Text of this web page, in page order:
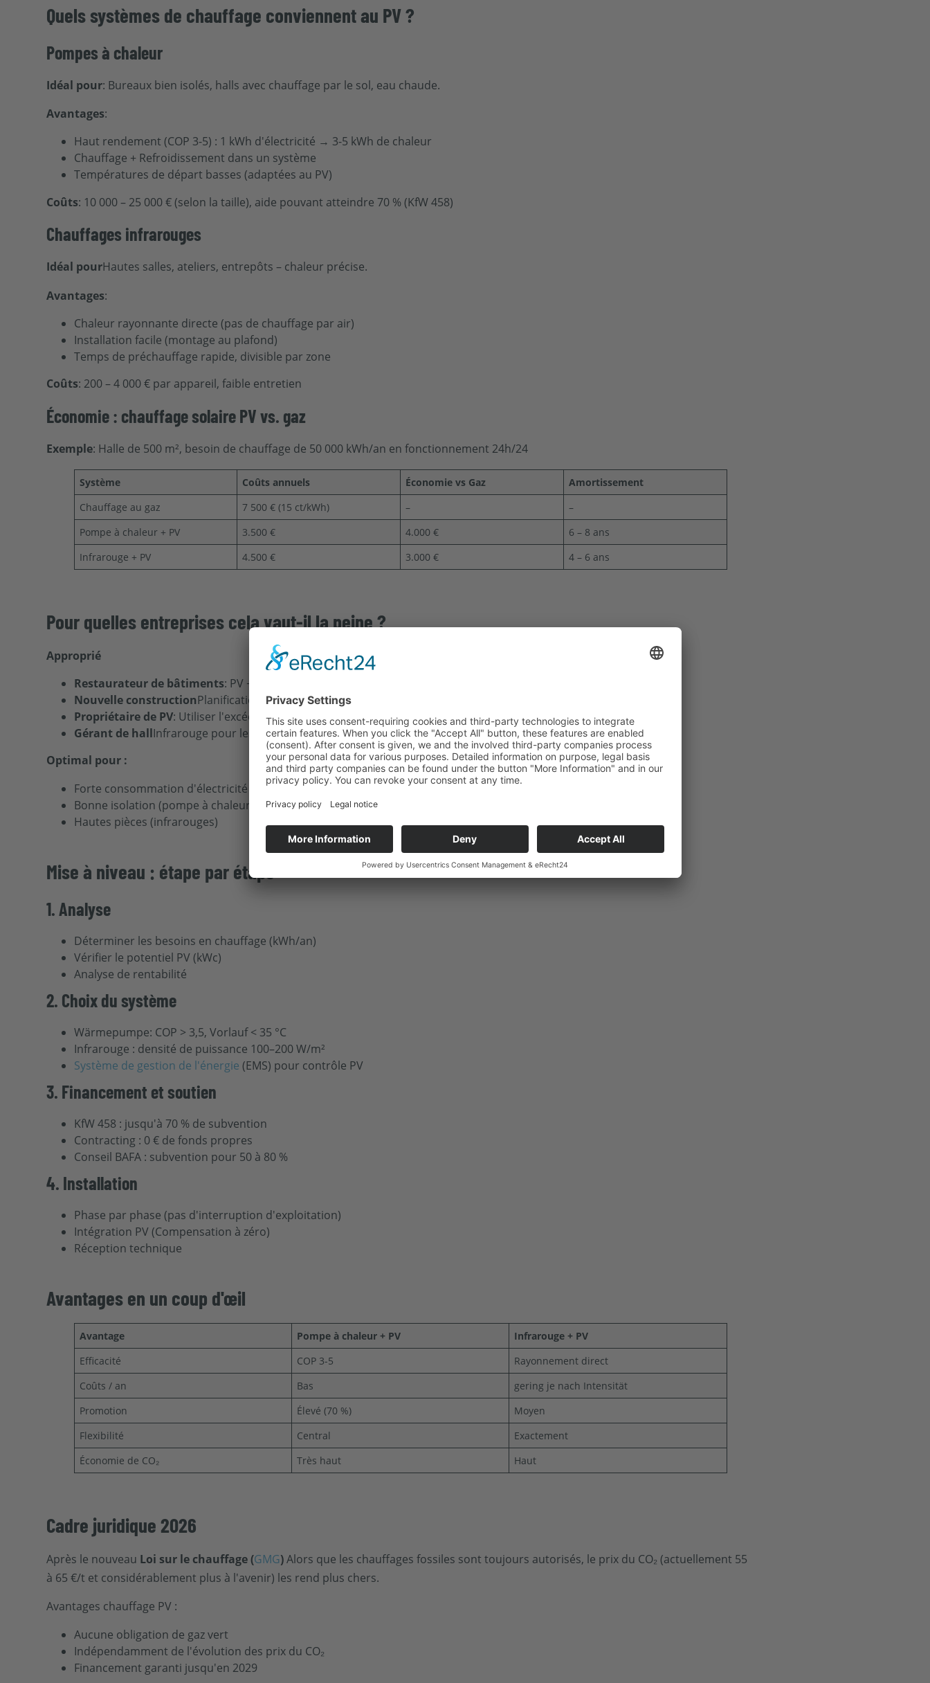
Quels systèmes de chauffage conviennent au PV ?
Pompes à chaleur
Idéal pour: Bureaux bien isolés, halls avec chauffage par le sol, eau chaude.
Avantages:
Haut rendement (COP 3-5) : 1 kWh d'électricité → 3-5 kWh de chaleur
Chauffage + Refroidissement dans un système
Températures de départ basses (adaptées au PV)
Coûts: 10 000 – 25 000 € (selon la taille), aide pouvant atteindre 70 % (KfW 458)
Chauffages infrarouges
Idéal pourHautes salles, ateliers, entrepôts – chaleur précise.
Avantages:
Chaleur rayonnante directe (pas de chauffage par air)
Installation facile (montage au plafond)
Temps de préchauffage rapide, divisible par zone
Coûts: 200 – 4 000 € par appareil, faible entretien
Économie : chauffage solaire PV vs. gaz
Exemple: Halle de 500 m², besoin de chauffage de 50 000 kWh/an en fonctionnement 24h/24
Système Coûts annuels Économie vs Gaz
Amortissement
Chauffage au gaz
7 500 € (15 ct/kWh) –
–
Pompe à chaleur + PV
3.500 € 4.000 €
6 – 8 ans
Infrarouge + PV
4.500 € 3.000 € 4 – 6 ans
Pour quelles entreprises cela vaut-il la peine ?
Approprié
Restaurateur de bâtiments: PV + pompe à chaleur lors de la rénovation du toit
Nouvelle constructionPlanification d'un système de chauffage basse température associé à du photovoltaïque
Propriétaire de PV: Utiliser l'excédent de courant au lieu de l'injecter
Gérant de hallInfrarouge pour les charges de pointe
Optimal pour :
Forte consommation d'électricité pendant la journée
Bonne isolation (pompe à chaleur)
Hautes pièces (infrarouges)
Mise à niveau : étape par étape
1. Analyse
Déterminer les besoins en chauffage (kWh/an)
Vérifier le potentiel PV (kWc)
Analyse de rentabilité
2. Choix du système
Wärmepumpe: COP > 3,5, Vorlauf < 35 °C
Infrarouge : densité de puissance 100–200 W/m²
Système de gestion de l'énergie (EMS) pour contrôle PV
3. Financement et soutien
KfW 458 : jusqu'à 70 % de subvention
Contracting : 0 € de fonds propres
Conseil BAFA : subvention pour 50 à 80 %
4. Installation
Phase par phase (pas d'interruption d'exploitation)
Intégration PV (Compensation à zéro)
Réception technique
Avantages en un coup d'œil
Avantage Pompe à chaleur + PV
Infrarouge + PV
Efficacité
COP 3-5
Rayonnement direct
Coûts / an
Bas
gering je nach Intensität
Promotion
Élevé (70 %)
Moyen
Flexibilité
Central
Exactement
Économie de CO₂
Très haut Haut
Cadre juridique 2026
Après le nouveau Loi sur le chauffage (GMG)Alors que les chauffages fossiles sont toujours autorisés, le prix du CO₂ (actuellement 55
à 65 €/t et considérablement plus à l'avenir) les rend plus chers.
Avantages chauffage PV :
Aucune obligation de gaz vert
Indépendamment de l'évolution des prix du CO₂
Financement garanti jusqu'en 2029